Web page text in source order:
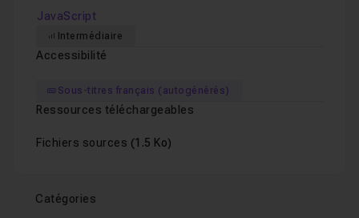
JavaScript
Intermédiaire
Accessibilité
Sous-titres français (autogénérés)
Ressources téléchargeables
Fichiers sources (1.5 Ko)
Catégories